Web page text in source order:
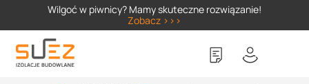
Wilgoć w piwnicy? Mamy skuteczne rozwiązanie!
Zobacz >>>